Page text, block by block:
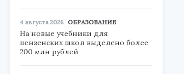
4 августа 2026 ОБРАЗОВАНИЕ
На новые учебники для
пензенских школ выделено более
200 млн рублей